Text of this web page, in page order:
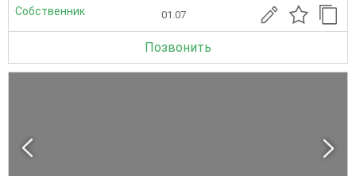
Собственник 01.07
Позвонить